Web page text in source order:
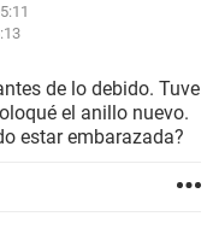
de lo debido. Tuve
el anillo nuevo.
estar embarazada?